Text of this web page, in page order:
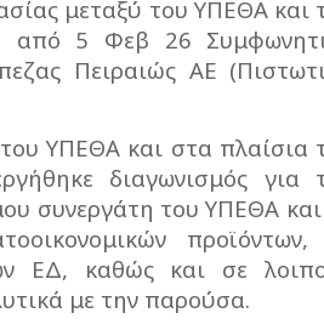
μεταξύ του ΥΠΕΘΑ και
από 5 Φεβ 26
Πειραιώς ΑΕ
του ΥΠΕΘΑ και στα πλαίσια
διαγωνισμός για
συνεργάτη του ΥΠΕΘΑ
προϊόντων,
ΕΔ, καθώς και σε
με την παρούσα.